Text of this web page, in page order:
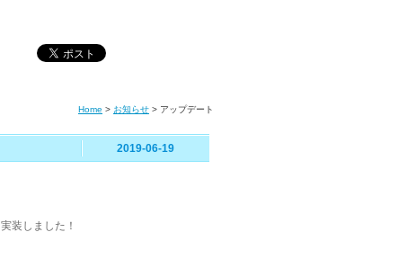
Home > お知らせ > アップデート
2019-06-19
装しました！